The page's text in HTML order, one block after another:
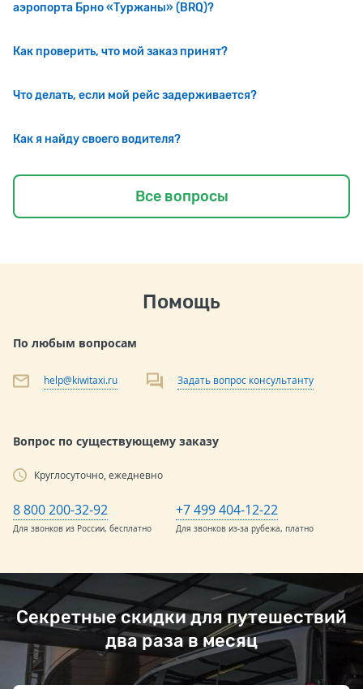
аэропорта Брно «Туржаны» (BRQ)?
Как проверить, что мой заказ принят?
Что делать, если мой рейс задерживается?
Как я найду своего водителя?
Все вопросы
Помощь
По любым вопросам
help@kiwitaxi.ru Задать вопрос консультанту
Вопрос по существующему заказу
Круглосуточно, ежедневно
8 800 200-32-92
Для звонков из России, бесплатно
+7 499 404-12-22
Для звонков из-за рубежа, платно
Секретные скидки для путешествий
два раза в месяц